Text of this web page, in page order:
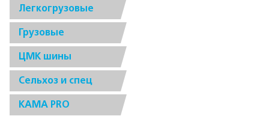
Легкогрузовые
Грузовые
ЦМК шины
Сельхоз и спец
КАМА PRO